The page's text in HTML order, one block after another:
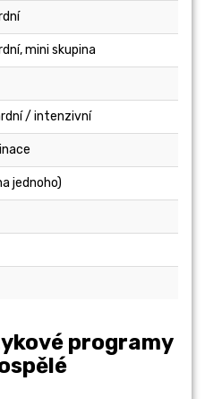
mini skupina
/ intenzivní
jednoho)
programy